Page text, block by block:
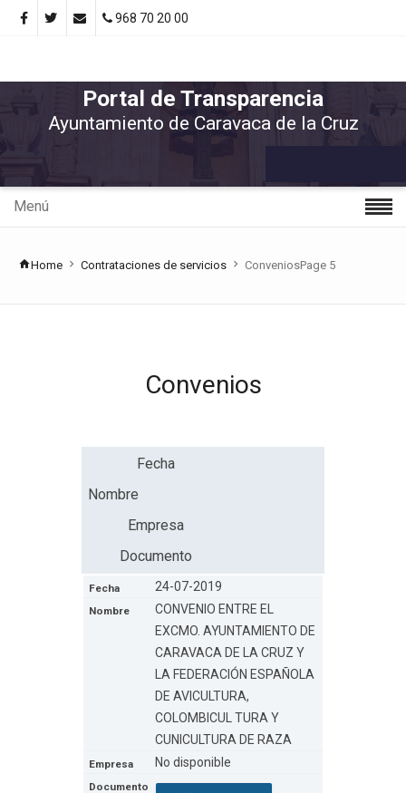
968 70 20 00
Portal de Transparencia
Ayuntamiento de Caravaca de la Cruz
Menú
Home Contrataciones de servicios ConveniosPage 5
Convenios
Fecha
Nombre
Empresa
Documento
24-07-2019
CONVENIO ENTRE EL
EXCMO. AYUNTAMIENTO DE
CARAVACA DE LA CRUZ Y
LA FEDERACIÓN ESPAÑOLA
DE AVICULTURA,
COLOMBICUL TURA Y
CUNICULTURA DE RAZA
No disponible